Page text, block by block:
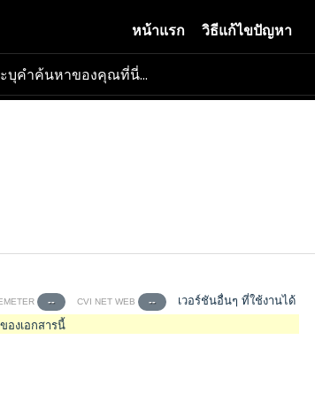
หน้าแรก วิธีแก้ไขปัญหา
-- CVI NET WEB --
เวอร์ชันอื่นๆ ที่ใช้งานได้
องเอกสารนี้